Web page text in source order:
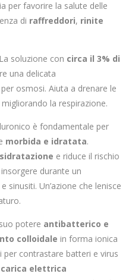
per favorire la salute delle
di raffreddori, rinite
soluzione con circa il 3% di
una delicata
per osmosi. Aiuta a drenare le
la respirazione.
è fondamentale per
morbida e idratata.
e riduce il rischio
durante un
sinusiti. Un’azione che lenisce
potere antibatterico e
colloidale in forma ionica
per contrastare batteri e virus
carica elettrica